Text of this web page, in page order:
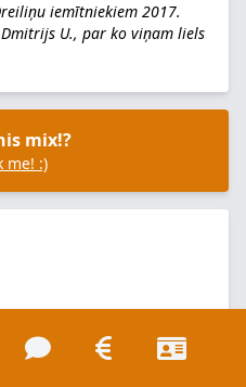
iemītniekiem 2017.
U., par ko viņam liels
mix!?
me! :)